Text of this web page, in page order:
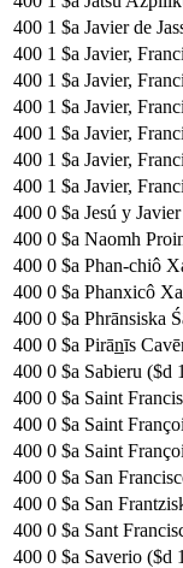
400 1 $a Javier de
400 1 $a Javier,
400 1 $a Javier,
400 1 $a Javier,
400 1 $a Javier,
400 1 $a Javier,
400 1
400 0 $a Jesú y
400 0 $a Naomh
400 0 $a Phan-chiô
400 0 $a Phanxicô
400 0 $a Phrānsiska
400 0 $a Pirān̲īs
400 0 $a Sabieru ($d
400 0 $a Saint
400 0 $a Saint
400 0 $a Saint
400 0 $a San
400 0 $a San
400 0 $a Sant
400 0 $a Saverio ($d